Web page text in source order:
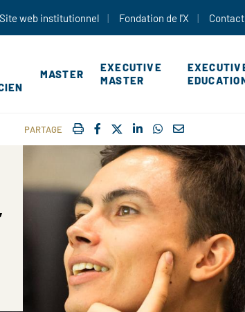
Aller au contenu principal
Site web institutionnel Fondation de l'X
MASTER
EXECUTIVE
MASTER
PARTAGE IMPRIMERFACEBOOK
TWITTER
SHARE ON LINKEDIN
SHARE ON
COURRIEL